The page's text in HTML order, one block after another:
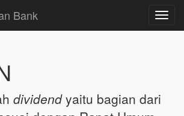
Bank
dividendyaitu bagian dari